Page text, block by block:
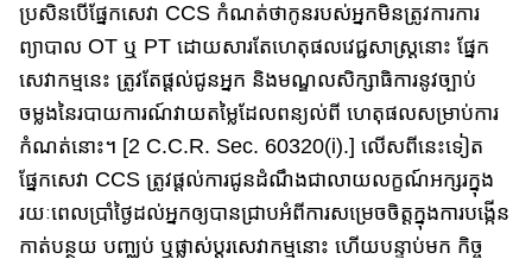
ប្រសិនបើផ្នែក​​សេវា CCS កំណត់ថាកូនរបស់អ្នកមិនត្រូវការការ
ព្យាបាល​ OT ឬ PT ដោយសារតែ​​ហេតុផល​​វេជ្ជសាស្រ្តនោះ​ ផ្នែក​
សេវា​កម្ម​នេះ​​ ត្រូវតែផ្តល់ជូនអ្នក និង​មណ្ឌលសិក្សាធិការ​នូវ​ច្បាប់​
ចម្លង​នៃ​របាយការណ៍​វាយតម្លៃដែលពន្យល់ពី ហេតុផល​សម្រាប់​ការ
កំណត់នោះ។ [2 C.C.R. Sec. 60320(i).] លើសពីនេះទៀត​
ផ្នែក​​សេវា​ CCS ត្រូវផ្តល់ការ​ជូនដំណឹង​ជាលាយលក្ខណ៍អក្សរ​ក្នុង​
រយៈពេល​ប្រាំ​ថ្ងៃ​ដល់​អ្នកឲ្យបានជ្រាបអំពី​​ការសម្រេចចិត្តក្នុងការ​​បង្កើន
កាត់​បន្ថយ បញ្ឈប់ ឬផ្លាស់​ប្តូរសេវាកម្មនោះ​ ហើយ​បន្ទាប់មក​ កិច្ច​